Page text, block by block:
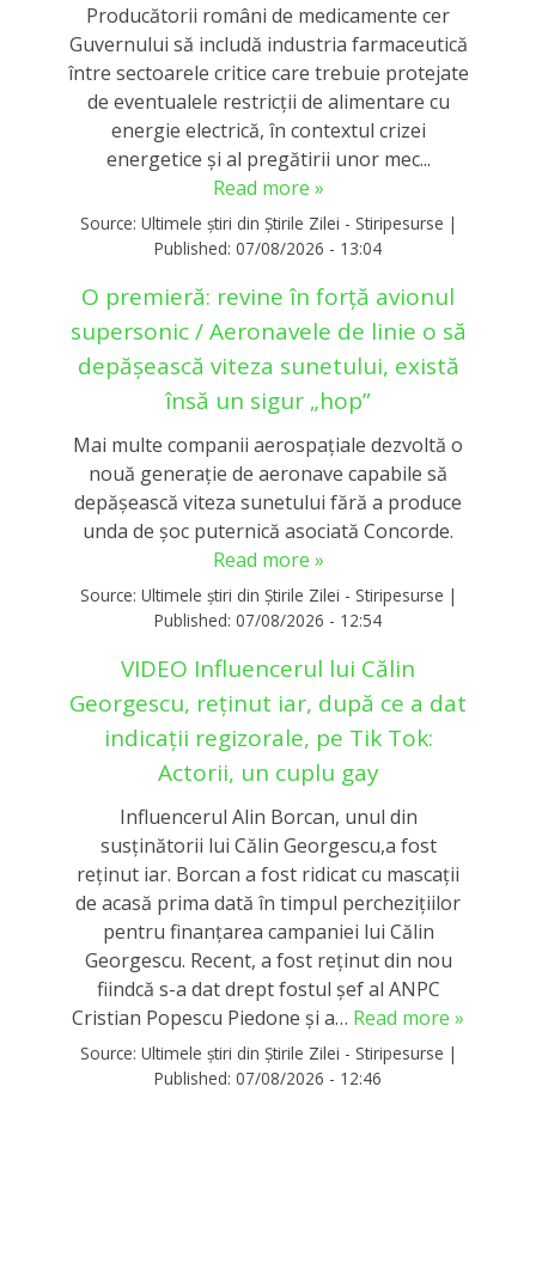
Producătorii români de medicamente cer
Guvernului să includă industria farmaceutică
între sectoarele critice care trebuie protejate
de eventualele restricții de alimentare cu
energie electrică, în contextul crizei
energetice și al pregătirii unor mec...
Read more »
Source: Ultimele știri din Știrile Zilei - Stiripesurse |
Published: 07/08/2026 - 13:04
O premieră: revine în forță avionul
supersonic / Aeronavele de linie o să
depășească viteza sunetului, există
însă un sigur „hop”
Mai multe companii aerospațiale dezvoltă o
nouă generație de aeronave capabile să
depășească viteza sunetului fără a produce
unda de șoc puternică asociată Concorde.
Read more »
Source: Ultimele știri din Știrile Zilei - Stiripesurse |
Published: 07/08/2026 - 12:54
VIDEO Influencerul lui Călin
Georgescu, reținut iar, după ce a dat
indicații regizorale, pe Tik Tok:
Actorii, un cuplu gay
Influencerul Alin Borcan, unul din
susținătorii lui Călin Georgescu,a fost
reținut iar. Borcan a fost ridicat cu mascații
de acasă prima dată în timpul perchezițiilor
pentru finanțarea campaniei lui Călin
Georgescu. Recent, a fost reținut din nou
fiindcă s-a dat drept fostul șef al ANPC
Cristian Popescu Piedone și a… Read more »
Source: Ultimele știri din Știrile Zilei - Stiripesurse |
Published: 07/08/2026 - 12:46